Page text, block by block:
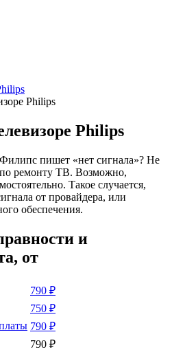
Philips
Philips
Филипс пишет «нет сигнала»? Не
ремонту ТВ. Возможно,
Такое случается,
от провайдера, или
обеспечения.
и
от
790 ₽
750 ₽
790 ₽
790 ₽